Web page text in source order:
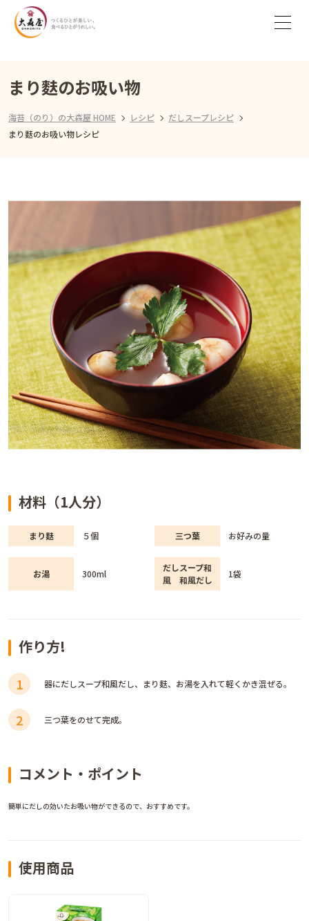
まり麩のお吸い物
海苔（のり）の大森屋 HOME レシピ
だしスープレシピ
まり麩のお吸い物レシピ
材料（1人分）
まり麩 ５個 三つ葉 お好みの量
お湯 300ml
だしスープ和
風 和風だし
1袋
作り方!
1 器にだしスープ和風だし、まり麩、お湯を入れて軽くかき混ぜる。
2 三つ葉をのせて完成。
コメント・ポイント
簡単にだしの効いたお吸い物ができるので、おすすめです。
使用商品